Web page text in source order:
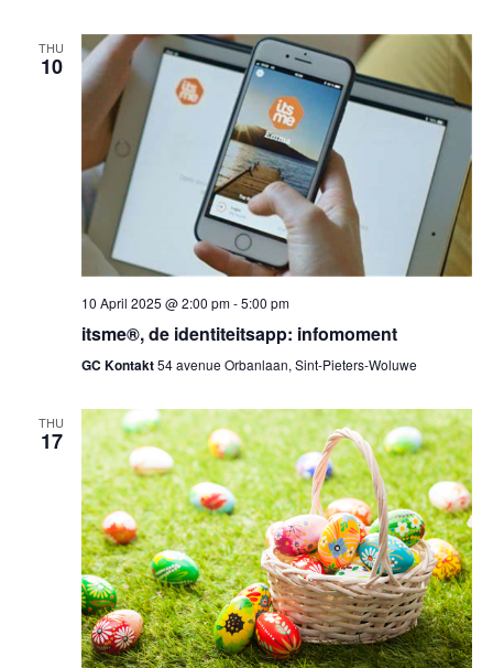
THU
10
10 April 2025 @ 2:00 pm-5:00 pm
itsme®, de identiteitsapp: infomoment
GC Kontakt54 avenue Orbanlaan, Sint-Pieters-Woluwe
THU
17